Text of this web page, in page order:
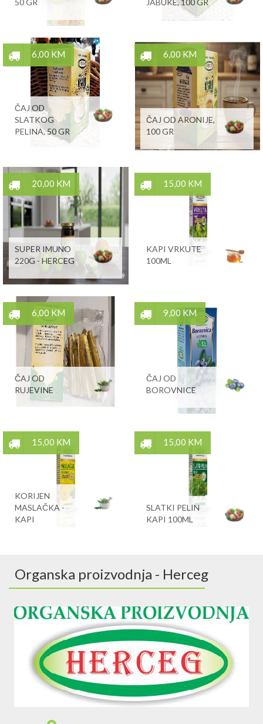
50 GR JABUKE, 100 GR
6,00 KM
ČAJ OD
SLATKOG
PELINA, 50 GR
6,00 KM
ČAJ OD ARONIJE,
100 GR
20,00 KM
SUPER IMUNO
220G - HERCEG
15,00 KM
KAPI VRKUTE
100ML
6,00 KM
ČAJ OD
RUJEVINE
9,00 KM
ČAJ OD
BOROVNICE
15,00 KM
KORIJEN
MASLAČKA -
KAPI
15,00 KM
SLATKI PELIN
KAPI 100ML
Organska proizvodnja - Herceg